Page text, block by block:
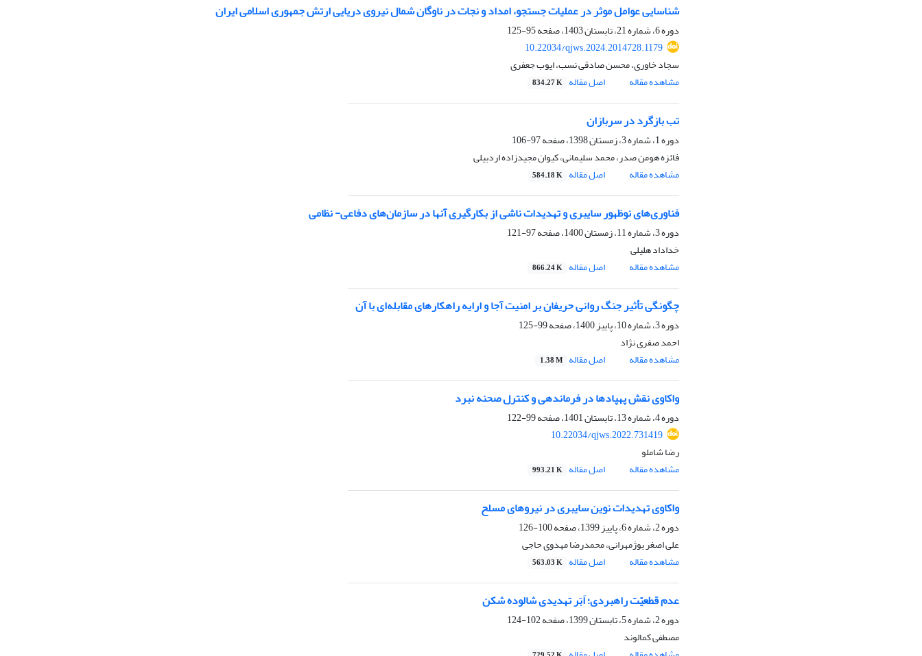
شناسایی عوامل موثر در عملیات جستجو، امداد و نجات در ناوگان شمال نیروی دریایی ارتش جمهوری اسلامی ایران
دوره 6، شماره 21، تابستان 1403، صفحه
95-125
10.22034/qjws.2024.2014728.1179
سجاد خاوری، محسن صادقی نسب، ایوب جعفری
مشاهده مقاله
اصل مقاله 834.27 K
تب بازگرد در سربازان
دوره 1، شماره 3، زمستان 1398، صفحه
97-106
فائزه هومن صدر، محمد سلیمانی، کیوان مجیدزاده اردبیلی
مشاهده مقاله
اصل مقاله 584.18 K
فناوری‌های نوظهور سایبری و تهدیدات ناشی از بکارگیری آنها در سازمان‌های دفاعی- نظامی
دوره 3، شماره 11، زمستان 1400، صفحه
97-121
خداداد هلیلی
مشاهده مقاله
اصل مقاله 866.24 K
چگونگی تأثیر جنگ روانی حریفان بر امنیت آجا و ارایه راهکارهای مقابله‌ای با آن
دوره 3، شماره 10، پاییز 1400، صفحه
99-125
احمد صفری نژاد
مشاهده مقاله
اصل مقاله 1.38 M
واکاوی نقش پهپادها در فرماندهی و کنترل صحنه نبرد
دوره 4، شماره 13، تابستان 1401، صفحه
99-122
10.22034/qjws.2022.731419
رضا شاملو
مشاهده مقاله
اصل مقاله 993.21 K
واکاوی تهدیدات نوین سایبری در نیروهای مسلح
دوره 2، شماره 6، پاییز 1399، صفحه
100-126
علی اصغر بوژمهرانی، محمدرضا مهدوی حاجی
مشاهده مقاله
اصل مقاله 563.03 K
عدم قطعیّت راهبردی؛ اَبَر تهدیدی شالوده شکن
دوره 2، شماره 5، تابستان 1399، صفحه
102-124
مصطفی کمالوند